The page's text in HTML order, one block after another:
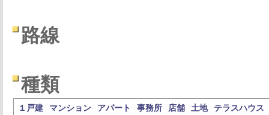
路線
種類
１戸建 マンション アパート 事務所 店舗 土地 テラスハウス